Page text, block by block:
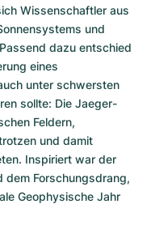
Wissenschaftler aus
und
dazu entschied
eines
unter schwersten
sollte: Die Jaeger-
Feldern,
und damit
Inspiriert war der
dem Forschungsdrang,
Geophysische Jahr